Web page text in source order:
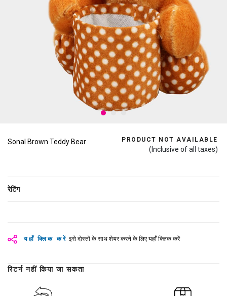
Sonal Brown Teddy Bear PRODUCT NOT AVAILABLE
(Inclusive of all taxes)
रेटिंग
यहाँ क्लिक करें इसे दोस्तों के साथ शेयर करने के लिए यहाँ क्लिक करें
रिटर्न नहीं किया जा सकता